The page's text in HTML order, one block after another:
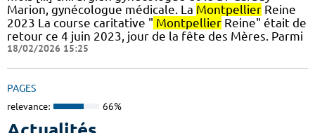
Marion, gynécologue médicale. La Montpellier Reine
2023 La course caritative " Montpellier Reine" était de
retour ce 4 juin 2023, jour de la fête des Mères. Parmi
18/02/2026 15:25
PAGES
relevance: 66%